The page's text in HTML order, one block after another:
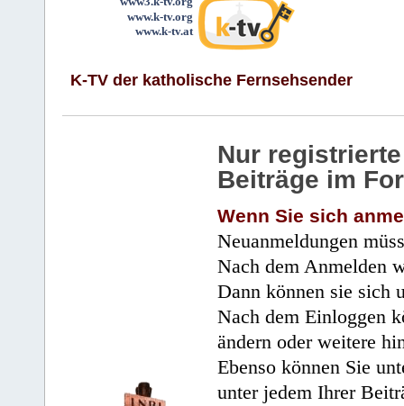
www.k-tv.org
www.k-tv.at
K-TV der katholische Fernsehsender
Nur
Beiträge im
Wenn Sie sich
Neuanmeldungen
Nach dem Anmelden
Dann können sie sich
Nach dem Einloggen
ändern oder weitere
Ebenso können Sie
unter jedem Ihrer